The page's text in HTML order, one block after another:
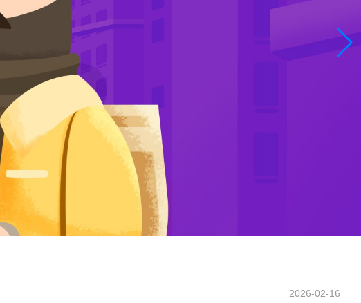
2026-02-16